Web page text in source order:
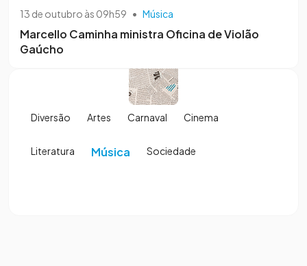
13 de outubro às 09h59 • Música
Marcello Caminha ministra Oficina de Violão
Gaúcho
Diversão Artes Carnaval Cinema
Literatura Música Sociedade